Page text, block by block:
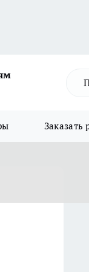
Заказать